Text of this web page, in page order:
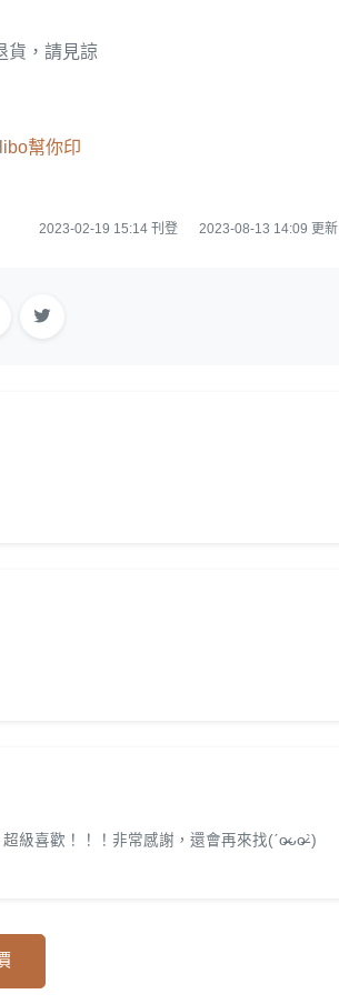
貨，請見諒
幫你印
2023-02-19 15:14 刊登 2023-08-13 14:09 更新
喜歡！！！非常感謝，還會再來找(ˊo̶̶̷ᴗo̶̶̷`)